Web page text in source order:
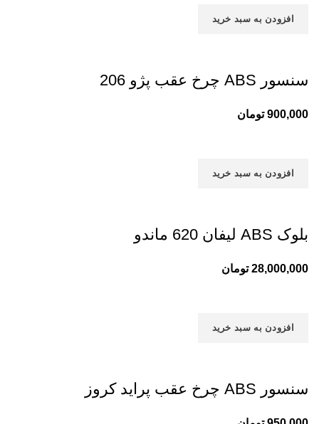
افزودن به سبد خرید
سنسور ABS چرخ عقب پژو 206
900,000 تومان
افزودن به سبد خرید
بلوک ABS لیفان 620 ماندو
28,000,000 تومان
افزودن به سبد خرید
سنسور ABS چرخ عقب پراید کروز